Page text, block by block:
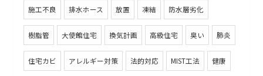
施工不良 排水ホース 放置 凍結 防水層劣化
樹脂管 大使館住宅 換気計画 高級住宅 臭い 肺炎
住宅カビ アレルギー対策 法的対応 MIST工法 健康